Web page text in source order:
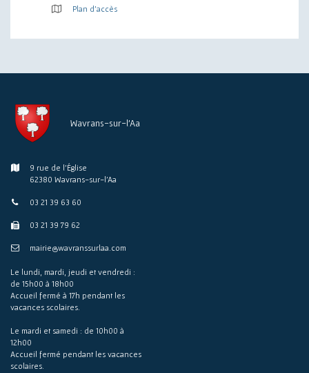
Plan d'accès
Wavrans-sur-l'Aa
9 rue de l'Église
62380 Wavrans-sur-l'Aa
03 21 39 63 60
03 21 39 79 62
mairie@wavranssurlaa.com
Le lundi, mardi, jeudi et vendredi :
de 15h00 à 18h00
Accueil fermé à 17h pendant les
vacances scolaires.
Le mardi et samedi : de 10h00 à
12h00
Accueil fermé pendant les vacances
scolaires.